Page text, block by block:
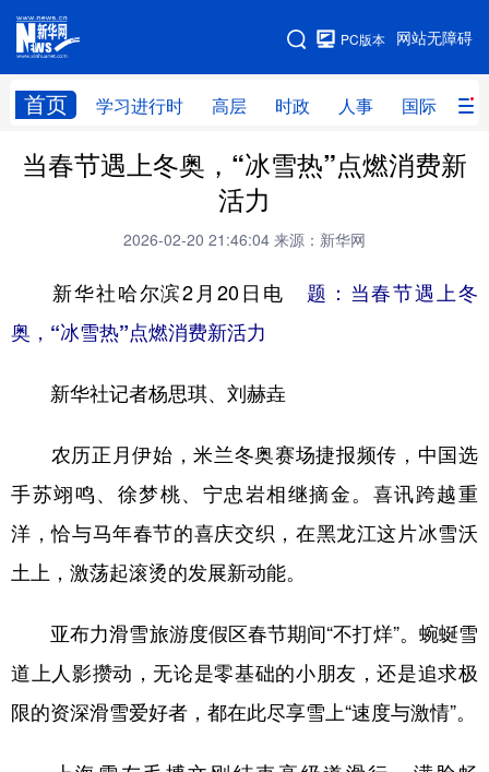
网站无障碍
PC版本
首页 学习进行时 高层 时政 人事 国际 财
网站地图
学习进行时 高层 时政 人事
科技 科创 量子 体育
文化 书画
访谈 视频
食品 人居 信息化 数字经济
学术中国 乡村振兴 银龄 溯源中国
城市 旅游 能源
彩票 娱乐 时尚 悦读
公益 一带一路 亚太网 上市公司
文化产业
当春节遇上冬奥，“冰雪热”点燃消费新
活力
2026-02-20 21:46:04 来源：新华网
新华社哈尔滨2月20日电 题：当春节遇上冬
奥，“冰雪热”点燃消费新活力
新华社记者杨思琪、刘赫垚
农历正月伊始，米兰冬奥赛场捷报频传，中国选
手苏翊鸣、徐梦桃、宁忠岩相继摘金。喜讯跨越重
洋，恰与马年春节的喜庆交织，在黑龙江这片冰雪沃
土上，激荡起滚烫的发展新动能。
亚布力滑雪旅游度假区春节期间“不打烊”。蜿蜒雪
道上人影攒动，无论是零基础的小朋友，还是追求极
限的资深滑雪爱好者，都在此尽享雪上“速度与激情”。